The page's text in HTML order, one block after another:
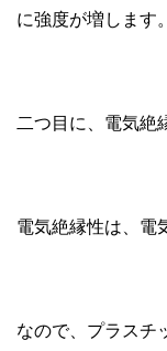
に強度が増します。
二つ目に、電気絶
電気絶縁性は、電
なので、プラスチ